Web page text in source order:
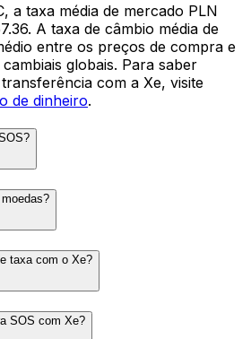
a taxa média de mercado PLN
A taxa de câmbio média de
entre os preços de compra e
globais. Para saber
com a Xe, visite
de dinheiro.
taxa com o Xe?
SOS com Xe?